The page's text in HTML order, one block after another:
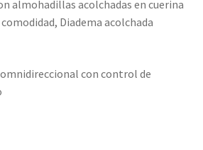
almohadillas acolchadas en cuerina
Diadema acolchada
con control de